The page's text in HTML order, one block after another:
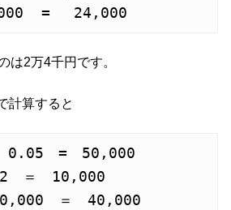
= 　24,000
は2万4千円です。
計算すると
0.05　=　50,000
　＝　10,000
　＝　40,000